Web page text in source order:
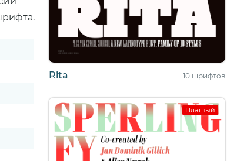
Rita 10 шрифтов
Платный